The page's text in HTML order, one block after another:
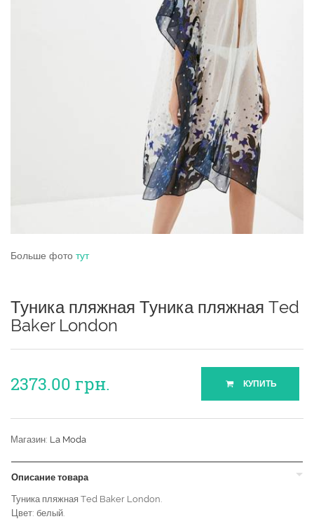
Больше фото тут
Туника пляжная Туника пляжная Ted
Baker London
2373.00 грн. КУПИТЬ
Магазин: La Moda
Описание товара
Туника пляжная Ted Baker London.
Цвет: белый.